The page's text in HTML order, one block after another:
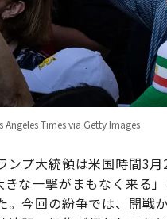
Times via Getty Images
ンプ大統領は米国時間3
きな一撃がまもなく来る
。今回の紛争では、開戦